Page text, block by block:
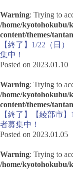
Warning: Trying to
/home/
content/themes/
【終了】1/22（日
集中！
Posted on 2023.01.10
Warning: Trying to
/home/
content/themes/
【終了】【綾部市
者募集中！
Posted on 2023.01.05
Warning: Trying to
/home/